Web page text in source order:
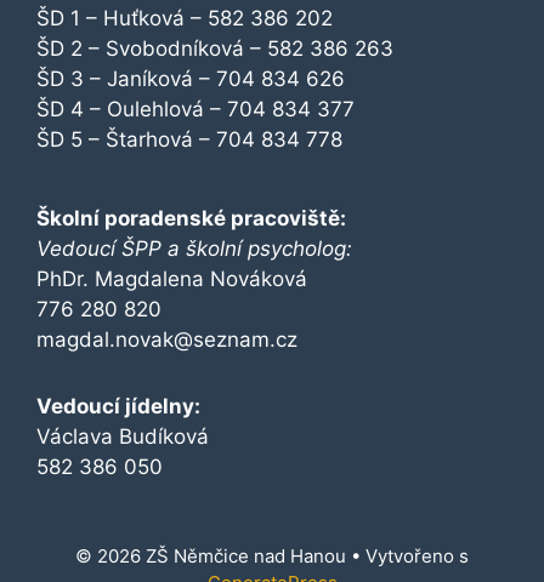
ŠD 1 – Huťková – 582 386 202
ŠD 2 – Svobodníková – 582 386 263
ŠD 3 – Janíková – 704 834 626
ŠD 4 – Oulehlová – 704 834 377
ŠD 5 – Štarhová – 704 834 778
Školní poradenské pracoviště:
Vedoucí ŠPP a školní psycholog:
PhDr. Magdalena Nováková
776 280 820
magdal.novak@seznam.cz
Vedoucí jídelny:
Václava Budíková
582 386 050
© 2026 ZŠ Němčice nad Hanou • Vytvořeno s